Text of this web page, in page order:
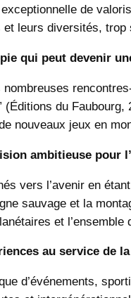
de
leurs diversités, trop
qui peut devenir
(Éditions du
nouveaux jeux en
ambitieuse pour
vers l’avenir en
sauvage et la
et l’ensemble
au service de
d’événements,